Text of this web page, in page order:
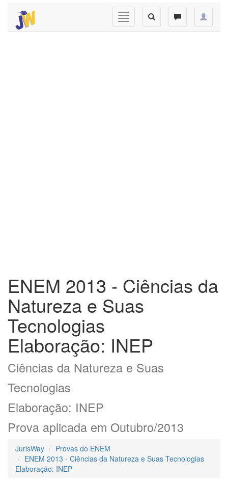
ENEM 2013 - Ciências da
Natureza e Suas
Tecnologias
Elaboração: INEP
Ciências da Natureza e Suas
Tecnologias
Elaboração: INEP
Prova aplicada em Outubro/2013
JurisWay
Provas do ENEM
ENEM 2013 - Ciências da Natureza e Suas Tecnologias
Elaboração: INEP